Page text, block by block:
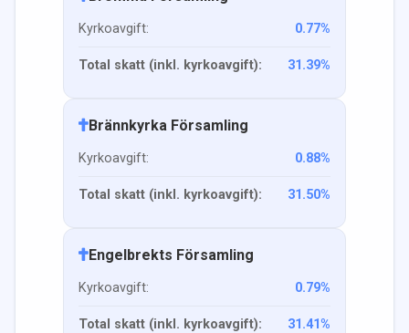
Kyrkoavgift: 0.77%
Total skatt (inkl. kyrkoavgift): 31.39%
Brännkyrka Församling
Kyrkoavgift: 0.88%
Total skatt (inkl. kyrkoavgift): 31.50%
Engelbrekts Församling
Kyrkoavgift: 0.79%
Total skatt (inkl. kyrkoavgift): 31.41%